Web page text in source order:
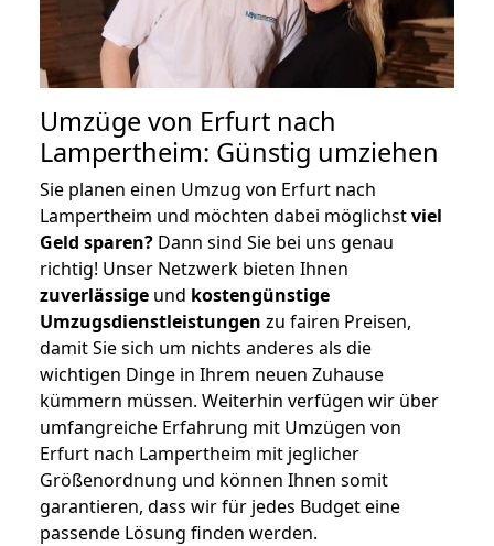
Umzüge von Erfurt nach
Lampertheim: Günstig umziehen
Sie planen einen Umzug von Erfurt nach
Lampertheim und möchten dabei möglichstviel
Geld sparen? Dann sind Sie bei uns genau
richtig! Unser Netzwerk bieten Ihnen
zuverlässige und kostengünstige
Umzugsdienstleistungen zu fairen Preisen,
damit Sie sich um nichts anderes als die
wichtigen Dinge in Ihrem neuen Zuhause
kümmern müssen. Weiterhin verfügen wir über
umfangreiche Erfahrung mit Umzügen von
Erfurt nach Lampertheim mit jeglicher
Größenordnung und können Ihnen somit
garantieren, dass wir für jedes Budget eine
passende Lösung finden werden.